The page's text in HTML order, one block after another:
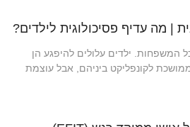
| מה עדיף פסיכולוגית לילדים?
ילדים עלולים להיפגע הן
לקונפליקט ביניהם, אבל עוצמת